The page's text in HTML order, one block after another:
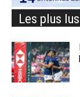
Les plus lus